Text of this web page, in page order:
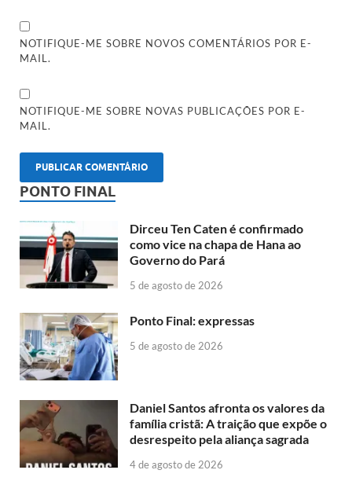
NOTIFIQUE-ME SOBRE NOVOS COMENTÁRIOS POR E-
MAIL.
NOTIFIQUE-ME SOBRE NOVAS PUBLICAÇÕES POR E-
MAIL.
PONTO FINAL
Dirceu Ten Caten é confirmado
como vice na chapa de Hana ao
Governo do Pará
5 de agosto de 2026
Ponto Final: expressas
5 de agosto de 2026
Daniel Santos afronta os valores da
família cristã: A traição que expõe o
desrespeito pela aliança sagrada
4 de agosto de 2026